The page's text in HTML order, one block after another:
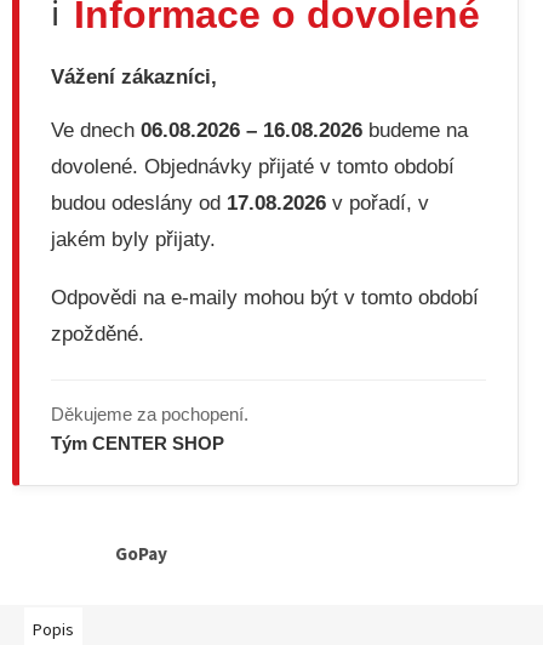
ℹ️ Informace o dovolené
Vážení zákazníci,
Ve dnech 06.08.2026 – 16.08.2026 budeme na
dovolené. Objednávky přijaté v tomto období
budou odeslány od 17.08.2026 v pořadí, v
jakém byly přijaty.
Odpovědi na e-maily mohou být v tomto období
zpožděné.
Děkujeme za pochopení.
Tým CENTER SHOP
GoPay
Popis